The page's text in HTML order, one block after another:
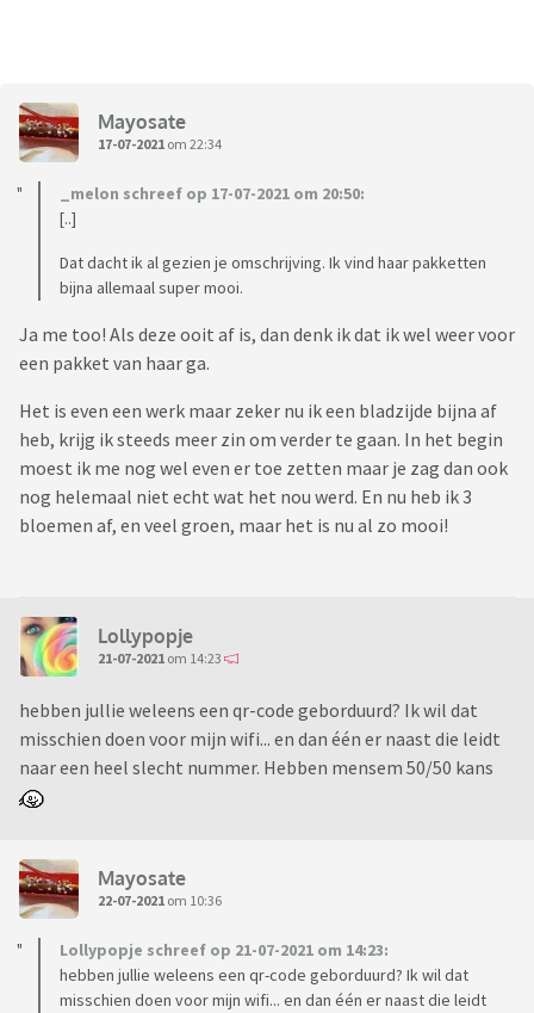
Mayosate
17-07-2021 om 22:34
_melon schreef op 17-07-2021 om 20:50:
[..]
Dat dacht ik al gezien je omschrijving. Ik vind haar pakketten
bijna allemaal super mooi.
Ja me too! Als deze ooit af is, dan denk ik dat ik wel weer voor
een pakket van haar ga.
Het is even een werk maar zeker nu ik een bladzijde bijna af
heb, krijg ik steeds meer zin om verder te gaan. In het begin
moest ik me nog wel even er toe zetten maar je zag dan ook
nog helemaal niet echt wat het nou werd. En nu heb ik 3
bloemen af, en veel groen, maar het is nu al zo mooi!
Lollypopje
21-07-2021 om 14:23
hebben jullie weleens een qr-code geborduurd? Ik wil dat
misschien doen voor mijn wifi... en dan één er naast die leidt
naar een heel slecht nummer. Hebben mensem 50/50 kans
Mayosate
22-07-2021 om 10:36
Lollypopje schreef op 21-07-2021 om 14:23:
hebben jullie weleens een qr-code geborduurd? Ik wil dat
misschien doen voor mijn wifi... en dan één er naast die leidt